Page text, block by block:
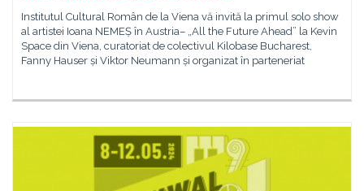
Institutul Cultural Român de la Viena vă invită la primul solo show
al artistei Ioana NEMEȘ în Austria– „All the Future Ahead” la Kevin
Space din Viena, curatoriat de colectivul Kilobase Bucharest,
Fanny Hauser și Viktor Neumann și organizat în parteneriat